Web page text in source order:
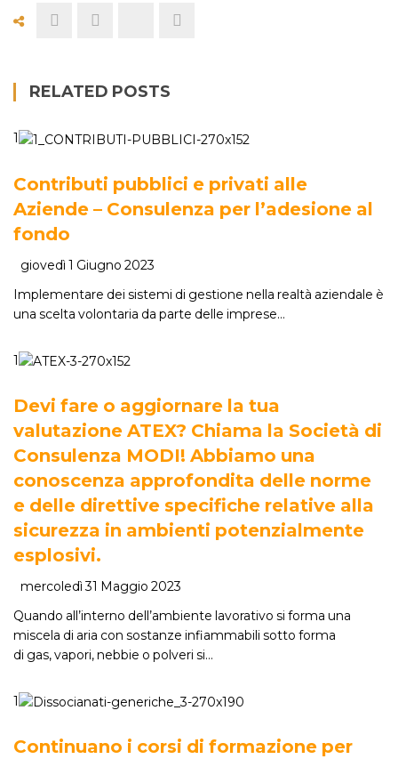
RELATED POSTS
1
Contributi pubblici e privati alle
Aziende – Consulenza per l’adesione al
fondo
giovedì 1 Giugno 2023
Implementare dei sistemi di gestione nella realtà aziendale è
una scelta volontaria da parte delle imprese…
1
Devi fare o aggiornare la tua
valutazione ATEX? Chiama la Società di
Consulenza MODI! Abbiamo una
conoscenza approfondita delle norme
e delle direttive specifiche relative alla
sicurezza in ambienti potenzialmente
esplosivi.
mercoledì 31 Maggio 2023
Quando all’interno dell’ambiente lavorativo si forma una
miscela di aria con sostanze infiammabili sotto forma
di gas, vapori, nebbie o polveri si…
1
Continuano i corsi di formazione per